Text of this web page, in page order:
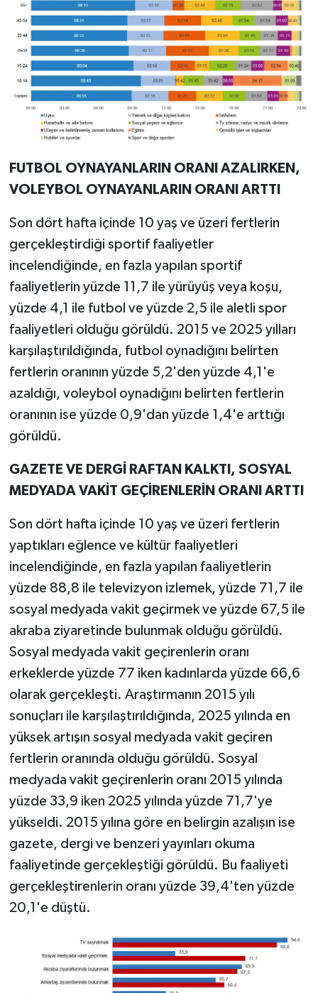
FUTBOL OYNAYANLARIN ORANI AZALIRKEN,
VOLEYBOL OYNAYANLARIN ORANI ARTTI
Son dört hafta içinde 10 yaş ve üzeri fertlerin
gerçekleştirdiği sportif faaliyetler
incelendiğinde, en fazla yapılan sportif
faaliyetlerin yüzde 11,7 ile yürüyüş veya koşu,
yüzde 4,1 ile futbol ve yüzde 2,5 ile aletli spor
faaliyetleri olduğu görüldü. 2015 ve 2025 yılları
karşılaştırıldığında, futbol oynadığını belirten
fertlerin oranının yüzde 5,2'den yüzde 4,1'e
azaldığı, voleybol oynadığını belirten fertlerin
oranının ise yüzde 0,9'dan yüzde 1,4'e arttığı
görüldü.
GAZETE VE DERGİ RAFTAN KALKTI, SOSYAL
MEDYADA VAKİT GEÇİRENLERİN ORANI ARTTI
Son dört hafta içinde 10 yaş ve üzeri fertlerin
yaptıkları eğlence ve kültür faaliyetleri
incelendiğinde, en fazla yapılan faaliyetlerin
yüzde 88,8 ile televizyon izlemek, yüzde 71,7 ile
sosyal medyada vakit geçirmek ve yüzde 67,5 ile
akraba ziyaretinde bulunmak olduğu görüldü.
Sosyal medyada vakit geçirenlerin oranı
erkeklerde yüzde 77 iken kadınlarda yüzde 66,6
olarak gerçekleşti. Araştırmanın 2015 yılı
sonuçları ile karşılaştırıldığında, 2025 yılında en
yüksek artışın sosyal medyada vakit geçiren
fertlerin oranında olduğu görüldü. Sosyal
medyada vakit geçirenlerin oranı 2015 yılında
yüzde 33,9 iken 2025 yılında yüzde 71,7'ye
yükseldi. 2015 yılına göre en belirgin azalışın ise
gazete, dergi ve benzeri yayınları okuma
faaliyetinde gerçekleştiği görüldü. Bu faaliyeti
gerçekleştirenlerin oranı yüzde 39,4'ten yüzde
20,1'e düştü.